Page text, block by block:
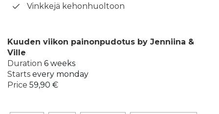
Vinkkejä kehonhuoltoon
Kuuden viikon painonpudotus by Jenniina &
Ville
Duration 6 weeks
Starts every monday
Price 59,90 €